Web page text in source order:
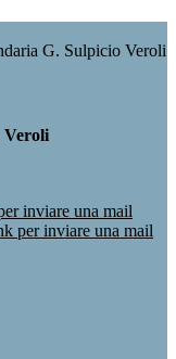
G. Sulpicio Veroli
Veroli
inviare una mail
per inviare una mail